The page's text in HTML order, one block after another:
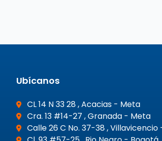
Ubícanos
CL 14 N 33 28 , Acacias - Meta
Cra. 13 #14-27 , Granada - Meta
Calle 26 C No. 37-38 ,